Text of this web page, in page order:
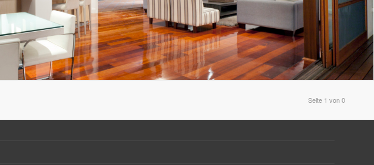
Seite 1 von 0